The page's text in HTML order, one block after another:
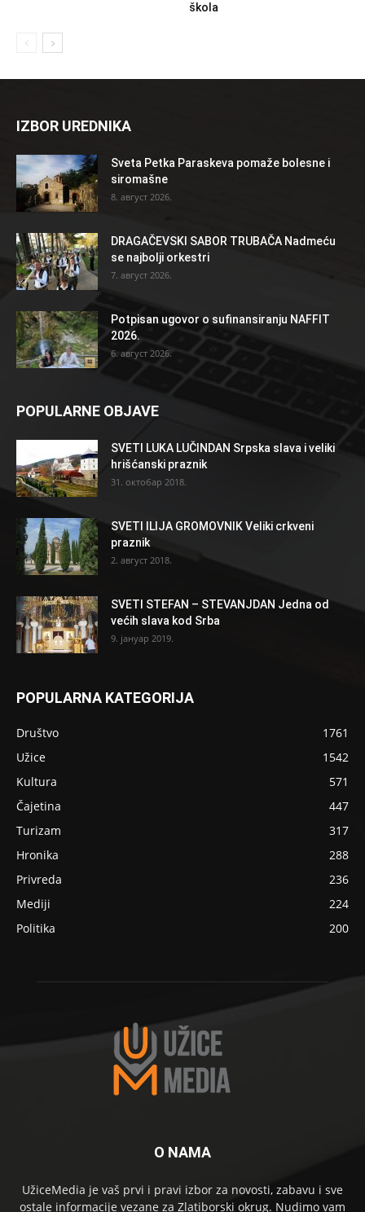
škola
IZBOR UREDNIKA
Sveta Petka Paraskeva pomaže bolesne i
siromašne
8. август 2026.
DRAGAČEVSKI SABOR TRUBAČA Nadmeću
se najbolji orkestri
7. август 2026.
Potpisan ugovor o sufinansiranju NAFFIT
2026.
6. август 2026.
POPULARNE OBJAVE
SVETI LUKA LUČINDAN Srpska slava i veliki
hrišćanski praznik
31. октобар 2018.
SVETI ILIJA GROMOVNIK Veliki crkveni
praznik
2. август 2018.
SVETI STEFAN – STEVANJDAN Jedna od
većih slava kod Srba
9. јануар 2019.
POPULARNA KATEGORIJA
Društvo
1761
Užice
1542
Kultura
571
Čajetina
447
Turizam
317
Hronika
288
Privreda
236
Mediji
224
Politika
200
O NAMA
UžiceMedia je vaš prvi i pravi izbor za novosti, zabavu i sve
ostale informacije vezane za Zlatiborski okrug. Nudimo vam